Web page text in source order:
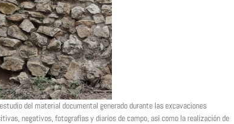
del material documental generado durante las excavaciones
negativos, fotografías y diarios de campo, así como la realización de